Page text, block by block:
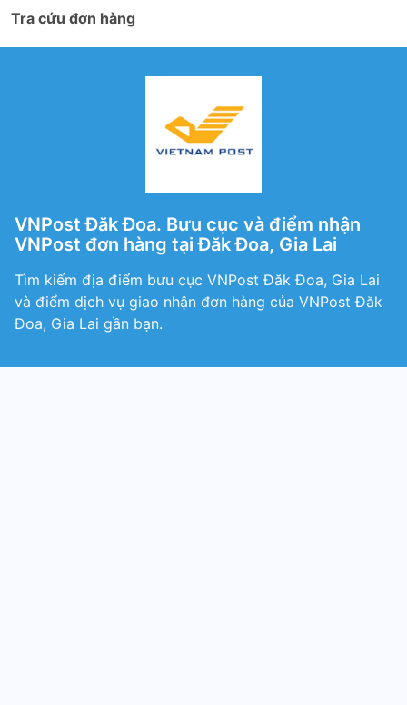
Tra cứu đơn hàng
VNPost Đăk Đoa. Bưu cục và điểm nhận
VNPost đơn hàng tại Đăk Đoa, Gia Lai
Tìm kiếm địa điểm bưu cục VNPost Đăk Đoa, Gia Lai
và điểm dịch vụ giao nhận đơn hàng của VNPost Đăk
Đoa, Gia Lai gần bạn.